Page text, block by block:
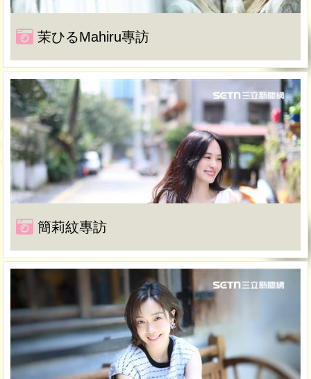
茉ひるMahiru專訪
簡莉紋專訪